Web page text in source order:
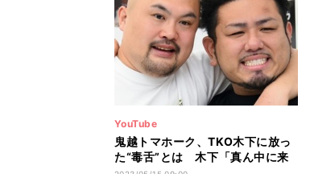
YouTube
鬼越トマホーク、TKO木下に放っ
た“毒舌”とは 木下「真ん中に来